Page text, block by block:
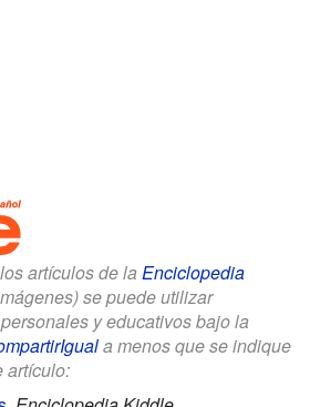
artículos de la Enciclopedia
se puede utilizar
y educativos bajo la
a menos que se indique
artículo: